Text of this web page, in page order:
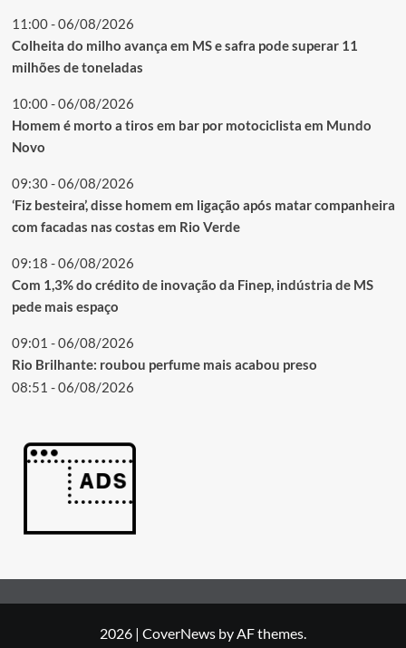
11:00 - 06/08/2026
Colheita do milho avança em MS e safra pode superar 11
milhões de toneladas
10:00 - 06/08/2026
Homem é morto a tiros em bar por motociclista em Mundo
Novo
09:30 - 06/08/2026
‘Fiz besteira’, disse homem em ligação após matar companheira
com facadas nas costas em Rio Verde
09:18 - 06/08/2026
Com 1,3% do crédito de inovação da Finep, indústria de MS
pede mais espaço
09:01 - 06/08/2026
Rio Brilhante: roubou perfume mais acabou preso
08:51 - 06/08/2026
2026 | CoverNews by AF themes.